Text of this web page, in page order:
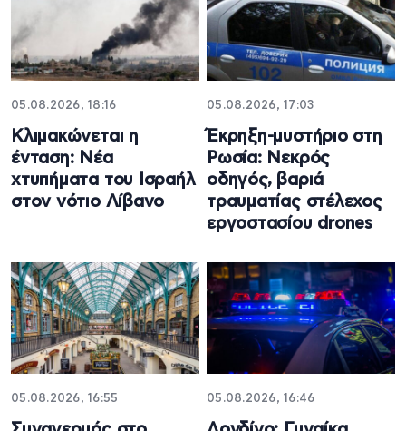
05.08.2026, 18:16
Κλιμακώνεται η
ένταση: Νέα
χτυπήματα του Ισραήλ
στον νότιο Λίβανο
05.08.2026, 17:03
Έκρηξη-μυστήριο στη
Ρωσία: Νεκρός
οδηγός, βαριά
τραυματίας στέλεχος
εργοστασίου drones
05.08.2026, 16:55 05.08.2026, 16:46